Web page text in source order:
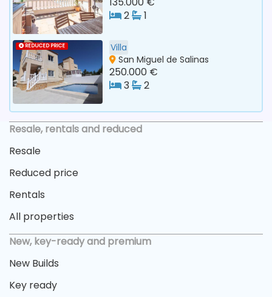
2
1
REDUCED PRICE
Villa
San Miguel de Salinas
250.000 €
3
2
Resale, rentals and reduced
Resale
Reduced price
Rentals
All properties
New, key-ready and premium
New Builds
Key ready